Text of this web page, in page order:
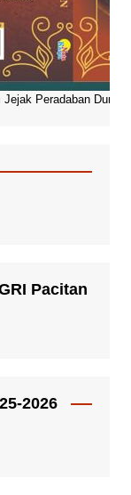
Peradaban Dunia
Pacitan
2026